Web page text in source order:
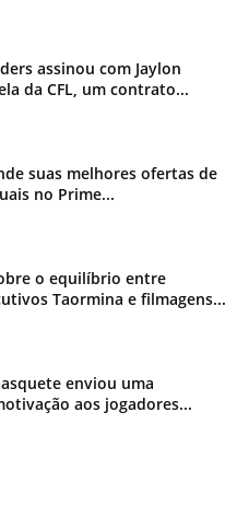
assinou com Jaylon
da CFL, um contrato...
suas melhores ofertas de
no Prime...
o equilíbrio entre
Taormina e filmagens...
enviou uma
aos jogadores...